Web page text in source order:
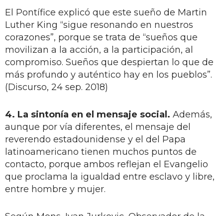
El Pontífice explicó que este sueño de Martin
Luther King “sigue resonando en nuestros
corazones”, porque se trata de “sueños que
movilizan a la acción, a la participación, al
compromiso. Sueños que despiertan lo que de
más profundo y auténtico hay en los pueblos”.
(Discurso, 24 sep. 2018)
4. La sintonía en el mensaje social. Además,
aunque por vía diferentes, el mensaje del
reverendo estadounidense y el del Papa
latinoamericano tienen muchos puntos de
contacto, porque ambos reflejan el Evangelio
que proclama la igualdad entre esclavo y libre,
entre hombre y mujer.